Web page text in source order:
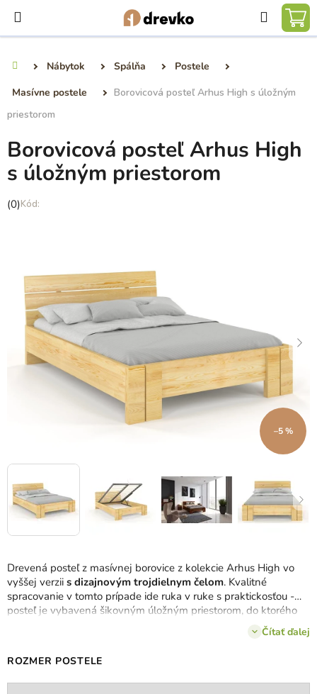
obsah
Hľadať
Nábytok Spálňa
Postele
Masívne postele
Borovicová posteľ Arhus High s úložným
priestorom
Drevená posteľ z masívnej borovice z kolekcie Arhus High vo
vyššej verzii s dizajnovým trojdielnym čelom. Kvalitné
spracovanie v tomto prípade ide ruka v ruke s praktickosťou -
posteľ je vybavená šikovným úložným priestorom, do ktorého
Čítať ďalej
ROZMER POSTELE
Borovicová posteľ Arhus High
s úložným priestorom
Priemerné
hviezdičiek.
(0)
–5 %